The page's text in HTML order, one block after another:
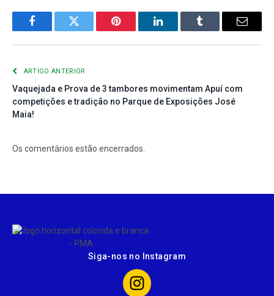
FacebookTwitter Pinterest LinkedInTumblr
E-
ARTIGO ANTERIOR
Vaquejada e Prova de 3 tambores movimentam Apuí com
competições e tradição no Parque de Exposições José
Maia!
Os comentários estão encerrados.
Siga-nos no Instagram